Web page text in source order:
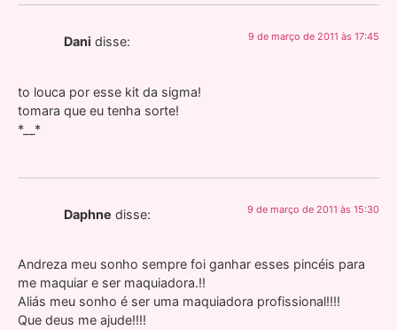
Dani disse: 9 de março de 2011 às 17:45
to louca por esse kit da sigma!
tomara que eu tenha sorte!
*__*
Daphne disse: 9 de março de 2011 às 15:30
Andreza meu sonho sempre foi ganhar esses pincéis para
me maquiar e ser maquiadora.!!
Aliás meu sonho é ser uma maquiadora profissional!!!!
Que deus me ajude!!!!